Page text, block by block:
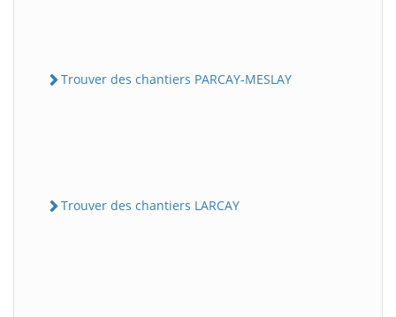
Trouver des chantiers PARCAY-MESLAY
Trouver des chantiers LARCAY